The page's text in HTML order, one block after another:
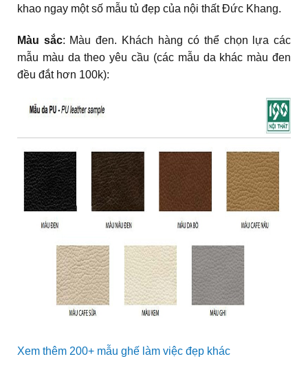
khao ngay một số mẫu tủ đẹp của nội thất Đức Khang.
Màu sắc: Màu đen. Khách hàng có thể chọn lựa các
mẫu màu da theo yêu cầu (các mẫu da khác màu đen
đều đắt hơn 100k):
Xem thêm 200+ mẫu ghế làm việc đẹp khác